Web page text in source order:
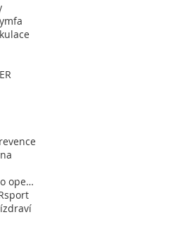
rychlá rekonvalescence po operaci nebo úrazu
sport
zdraví